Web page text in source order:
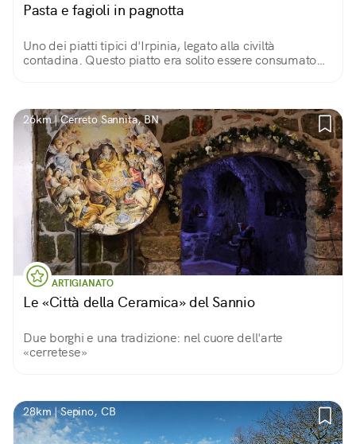
Pasta e fagioli in pagnotta
Uno dei piatti tipici d'Irpinia, legato alla civiltà
contadina. Questo piatto era solito essere consumato
26km | Cerreto Sannita, BN
ARTIGIANATO
Le «Città della Ceramica» del Sannio
Due borghi e una tradizione: nel cuore dell'arte
«cerretese»
28km | Sepino, CB